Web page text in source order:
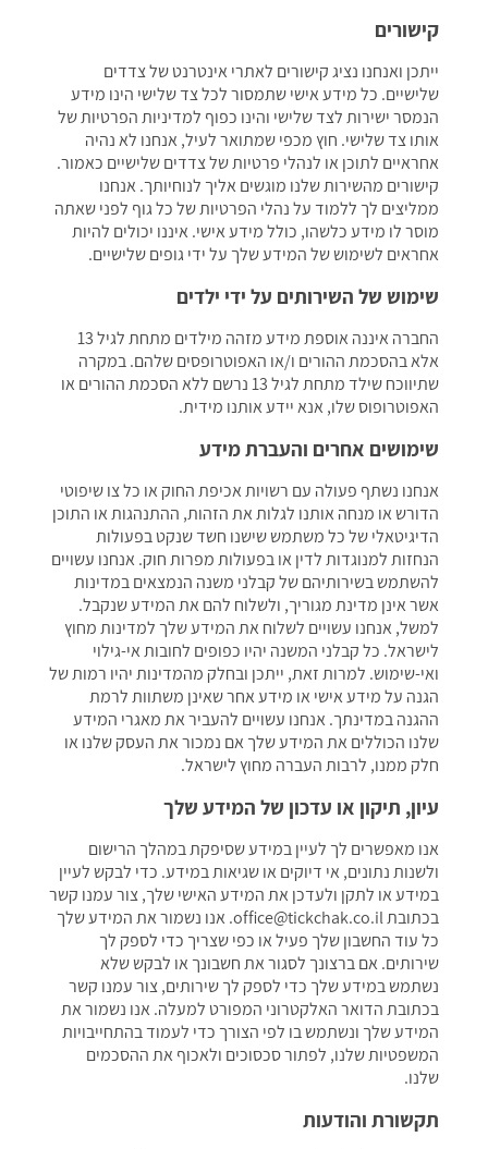
קישורים
ייתכן ואנחנו נציג קישורים לאתרי אינטרנט של צדדים
שלישיים. כל מידע אישי שתמסור לכל צד שלישי הינו מידע
הנמסר ישירות לצד שלישי והינו כפוף למדיניות הפרטיות של
אותו צד שלישי. חוץ מכפי שמתואר לעיל, אנחנו לא נהיה
אחראיים לתוכן או לנהלי פרטיות של צדדים שלישיים כאמור.
קישורים מהשירות שלנו מוגשים אליך לנוחיותך. אנחנו
ממליצים לך ללמוד על נהלי הפרטיות של כל גוף לפני שאתה
מוסר לו מידע כלשהו, כולל מידע אישי. איננו יכולים להיות
אחראים לשימוש של המידע שלך על ידי גופים שלישיים.
שימוש של השירותים על ידי ילדים
החברה איננה אוספת מידע מזהה מילדים מתחת לגיל 13
אלא בהסכמת ההורים ו/או האפוטרופסים שלהם. במקרה
שתיווכח שילד מתחת לגיל 13 נרשם ללא הסכמת ההורים או
האפוטרופוס שלו, אנא יידע אותנו מידית.
שימושים אחרים והעברת מידע
אנחנו נשתף פעולה עם רשויות אכיפת החוק או כל צו שיפוטי
הדורש או מנחה אותנו לגלות את הזהות, ההתנהגות או התוכן
הדיגיטאלי של כל משתמש שישנו חשד שנקט בפעולות
הנחזות למנוגדות לדין או בפעולות מפרות חוק. אנחנו עשויים
להשתמש בשירותיהם של קבלני משנה הנמצאים במדינות
אשר אינן מדינת מגוריך, ולשלוח להם את המידע שנקבל.
למשל, אנחנו עשויים לשלוח את המידע שלך למדינות מחוץ
לישראל. כל קבלני המשנה יהיו כפופים לחובות אי-גילוי
ואי-שימוש. למרות זאת, ייתכן ובחלק מהמדינות יהיו רמות של
הגנה על מידע אישי או מידע אחר שאינן משתוות לרמת
ההגנה במדינתך. אנחנו עשויים להעביר את מאגרי המידע
שלנו הכוללים את המידע שלך אם נמכור את העסק שלנו או
חלק ממנו, לרבות העברה מחוץ לישראל.
עיון, תיקון או עדכון של המידע שלך
אנו מאפשרים לך לעיין במידע שסיפקת במהלך הרישום
ולשנות נתונים, אי דיוקים או שגיאות במידע. כדי לבקש לעיין
במידע או לתקן ולעדכן את המידע האישי שלך, צור עמנו קשר
בכתובת office@tickchak.co.il. אנו נשמור את המידע שלך
כל עוד החשבון שלך פעיל או כפי שצריך כדי לספק לך
שירותים. אם ברצונך לסגור את חשבונך או לבקש שלא
נשתמש במידע שלך כדי לספק לך שירותים, צור עמנו קשר
בכתובת הדואר האלקטרוני המפורט למעלה. אנו נשמור את
המידע שלך ונשתמש בו לפי הצורך כדי לעמוד בהתחייבויות
המשפטיות שלנו, לפתור סכסוכים ולאכוף את ההסכמים
שלנו.
תקשורת והודעות